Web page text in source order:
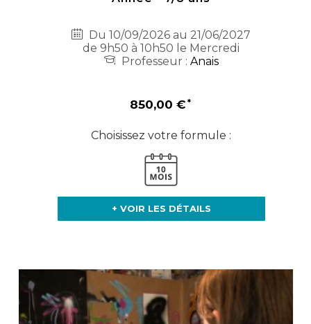
Du 10/09/2026 au 21/06/2027
de 9h50 à 10h50 le Mercredi
Professeur : Anais
850,00 €
Choisissez votre formule :
+ VOIR LES DÉTAILS